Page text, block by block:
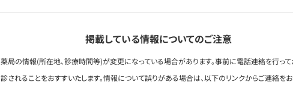
掲載している情報についてのご注意
薬局の情報(所在地、診療時間等)が変更になっている場合があります。事前に電話連絡を行っ
診されることをおすすいたします。情報について誤りがある場合は、以下のリンクからご連絡を